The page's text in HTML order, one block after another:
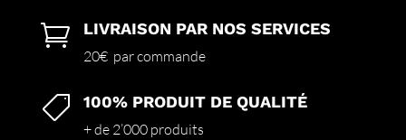
du
 LIVRAISON PAR NOS SERVICES
20€ par commande
 100% PRODUIT DE QUALITÉ
+ de 2’000 produits